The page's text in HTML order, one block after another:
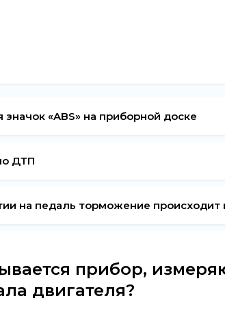
значок «ABS» на приборной доске
ДТП
на педаль торможение происходит
прибор,
двигателя?